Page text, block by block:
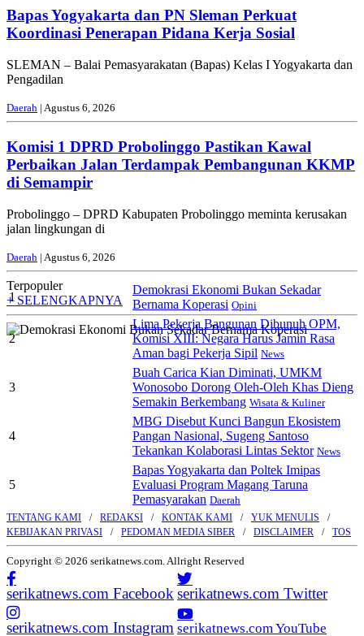
Bapas Yogyakarta dan PN Sleman Perkuat
Koordinasi Penerapan Pidana Kerja Sosial
SLEMAN – Balai Pemasyarakatan (Bapas) Kelas I Yogyakarta dan
Pengadilan
Daerah | Agustus 6, 2026
Komisi 1 DPRD Probolinggo Pastikan Kawal
Perbaikan Jalan Terdampak Pembangunan KKMP
di Semampir
Probolinggo – DPRD Kabupaten Probolinggo meminta kerusakan
jalan lingkungan di
Daerah | Agustus 6, 2026
Terpopuler
+ SELENGKAPNYA
1
Demokrasi Ekonomi Bukan Sekadar
Bernama Koperasi Opini
2
Lima Pekerja Bangunan Dibunuh OPM,
Komisi XIII: Negara Harus Jamin Rasa
Aman bagi Pekerja Sipil News
3
Buah Carica Kian Diminati, UMKM
Wonosobo Dorong Oleh-Oleh Khas Dieng
Semakin Berkembang Wisata & Kuliner
4
MBG Disebut Kunci Bangun Ekosistem
Pangan Nasional, Sugeng Santoso
Tekankan Kolaborasi Lintas Sektor News
5
Bapas Yogyakarta dan Poltek Imipas
Evaluasi Program Magang Taruna
Pemasyarakan Daerah
TENTANG KAMI REDAKSI KONTAK KAMI
YUK MENULIS
KEBIJAKAN PRIVASI
PEDOMAN MEDIA SIBER DISCLAIMER TOS
Copyright © 2026 serikatnews.com. Allright Reserved
serikatnews.com Facebook serikatnews.com Twitter
serikatnews.com Instagram serikatnews.com YouTube